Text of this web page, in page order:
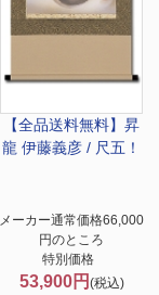
【全品送料無料】昇
龍 伊藤義彦 / 尺五！
メーカー通常価格66,000
円のところ
特別価格
53,900円 (税込)